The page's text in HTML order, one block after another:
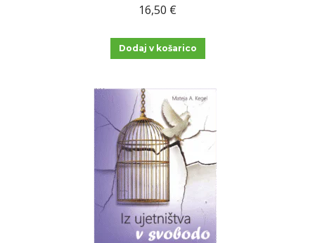
16,50 €
Dodaj v košarico